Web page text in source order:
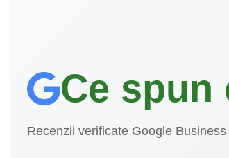
Ce
Recenzii verificate Google Business